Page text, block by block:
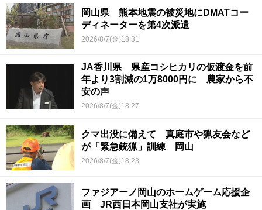
岡山県 熊本地震の被災地にDMATコー
ディネーターを第4次派遣
2026/8/7(金)18:31
JA香川県 県産コシヒカリの仮渡金を前
年より3割減の1万8000円に 農家から不
安の声
2026/8/7(金)18:27
クマ出没に備えて 真庭市や猟友会など
が「緊急銃猟」訓練 岡山
2026/8/7(金)18:23
ファジアーノ岡山のホームゲーム応援企
画 JR西日本岡山支社が実施